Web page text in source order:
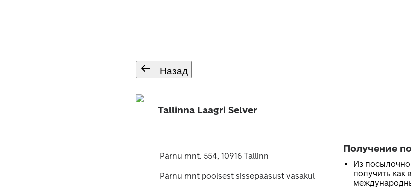
Назад
Tallinna Laagri Selver
Pärnu mnt. 554, 10916 Tallinn
Pärnu mnt poolsest sissepääsust vasakul
Получение
Из
получить как